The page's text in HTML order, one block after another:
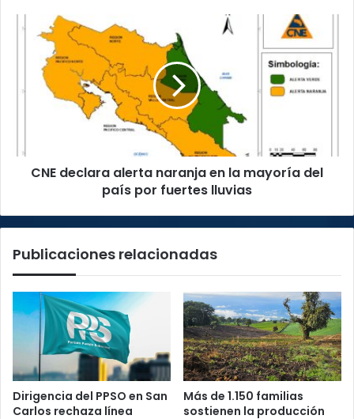
aplicadas
contra
influenza
estacional
declara
naranja
en
país
CNE declara alerta naranja en la mayoría del
país por fuertes lluvias
Publicaciones relacionadas
Dirigencia del PPSO en San
Carlos rechaza línea
Más de 1.150 familias
sostienen la producción